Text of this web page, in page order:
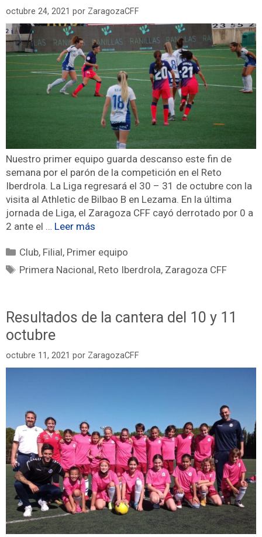
octubre 24, 2021 por ZaragozaCFF
Nuestro primer equipo guarda descanso este fin de
semana por el parón de la competición en el Reto
Iberdrola. La Liga regresará el 30 – 31 de octubre con la
visita al Athletic de Bilbao B en Lezama. En la última
jornada de Liga, el Zaragoza CFF cayó derrotado por 0 a
2 ante el … Leer más
Club, Filial, Primer equipo
Primera Nacional, Reto Iberdrola, Zaragoza CFF
Resultados de la cantera del 10 y 11
octubre
octubre 11, 2021 por ZaragozaCFF